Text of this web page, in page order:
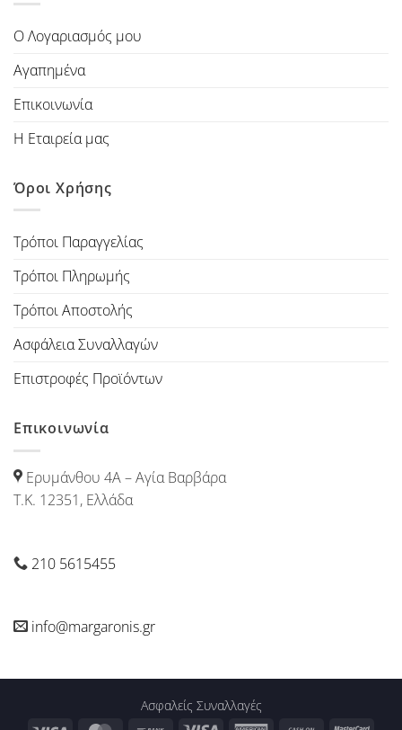
Ο Λογαριασμός μου
Αγαπημένα
Επικοινωνία
Η Εταιρεία μας
Όροι Χρήσης
Τρόποι Παραγγελίας
Τρόποι Πληρωμής
Τρόποι Αποστολής
Ασφάλεια Συναλλαγών
Επιστροφές Προϊόντων
Επικοινωνία
Ερυμάνθου 4Α – Αγία Βαρβάρα
Τ.Κ. 12351, Ελλάδα
210 5615455
info@margaronis.gr
Ασφαλείς Συναλλαγές